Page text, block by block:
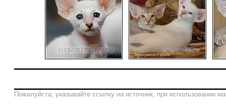
Пожалуйста, указывайте ссылку на источник, при использовании